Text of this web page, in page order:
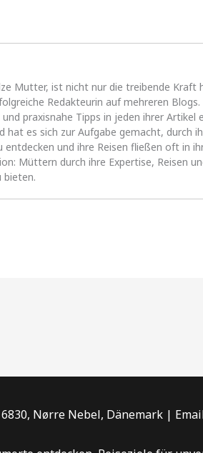
Mutter, ist nicht nur die treibende
Redakteurin auf mehreren
praxisnahe Tipps in jeden ihrer
hat es sich zur Aufgabe gemacht, durch
und ihre Reisen fließen oft in
Müttern durch ihre Expertise, Reisen
bieten.
6830, Nørre Nebel, Dänemark |